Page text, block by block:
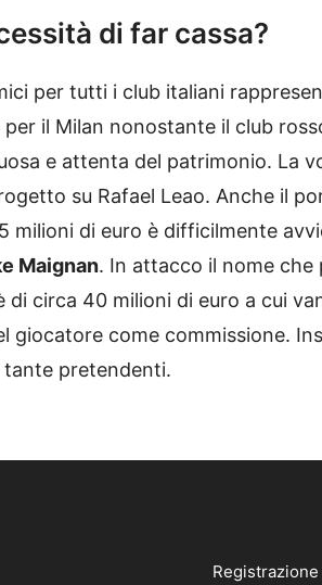
di far cassa?
per tutti i club italiani
il Milan nonostante il club
e attenta del patrimonio. La
su Rafael Leao. Anche il
milioni di euro è difficilmente
Maignan. In attacco il nome che
di circa 40 milioni di euro a cui
giocatore come commissione.
pretendenti.